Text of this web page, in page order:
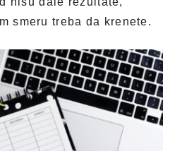
smeru treba da krenete.